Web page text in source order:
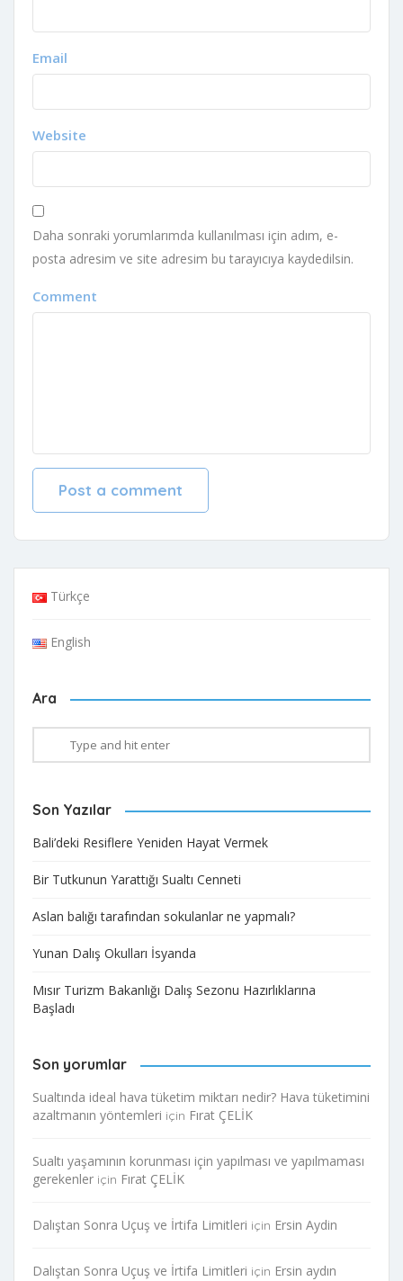
Email
Website
Daha sonraki yorumlarımda kullanılması için adım, e-
posta adresim ve site adresim bu tarayıcıya kaydedilsin.
Comment
Türkçe
English
Ara
Son Yazılar
Bali’deki Resiflere Yeniden Hayat Vermek​
Bir Tutkunun Yarattığı Sualtı Cenneti
Aslan balığı tarafından sokulanlar ne yapmalı?
Yunan Dalış Okulları İsyanda
Mısır Turizm Bakanlığı Dalış Sezonu Hazırlıklarına
Başladı
Son yorumlar
Sualtında ideal hava tüketim miktarı nedir? Hava tüketimini
azaltmanın yöntemleri için Fırat ÇELİK
Sualtı yaşamının korunması için yapılması ve yapılmaması
gerekenler için Fırat ÇELİK
Dalıştan Sonra Uçuş ve İrtifa Limitleri için Ersin Aydin
Dalıştan Sonra Uçuş ve İrtifa Limitleri için Ersin aydın